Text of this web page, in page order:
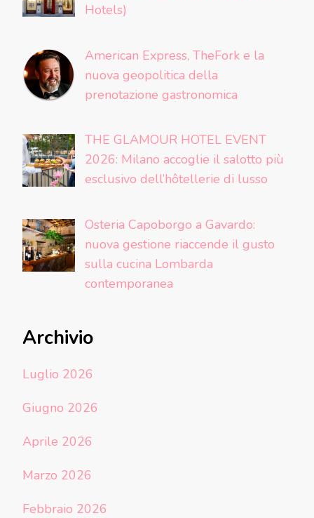
Hotels)
American Express, TheFork e la
nuova geopolitica della
prenotazione gastronomica
THE GLAMOUR HOTEL EVENT
2026: Milano accoglie il salotto più
esclusivo dell’hôtellerie di lusso
Osteria Capoborgo a Gavardo:
nuova gestione riaccende il gusto
sulla cucina Lombarda
contemporanea
Archivio
Luglio 2026
Giugno 2026
Aprile 2026
Marzo 2026
Febbraio 2026